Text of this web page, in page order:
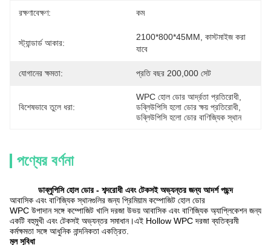
রক্ষণাবেক্ষণ: কম
স্ট্যান্ডার্ড আকার:
2100*800*45MM, কাস্টমাইজ করা
যাবে
যোগানের ক্ষমতা: প্রতি বছর 200,000 সেট
বিশেষভাবে তুলে ধরা:
WPC হোল ডোর আর্দ্রতা প্রতিরোধী
ডব্লিউপিসি হলো ডোর ক্ষয় প্রতিরোধী
ডব্লিউপিসি হলো ডোর বাণিজ্যিক স্থান
পণ্যের বর্ণনা
ডাব্লুপিসি হোল ডোর - শব্দরোধী এবং টেকসই অভ্যন্তর জন্য আদর্শ পছন্দ
আবাসিক এবং বাণিজ্যিক স্থানগুলির জন্য প্রিমিয়াম কম্পোজিট হোল ডোর
WPC উপাদান সঙ্গে কম্পোজিট খালি দরজা উভয় আবাসিক এবং বাণিজ্যিক অ্যাপ্লিকেশন জন্য
একটি বহুমুখী এবং টেকসই অভ্যন্তর সমাধান।এই Hollow WPC দরজা ব্যতিক্রমী
কর্মক্ষমতা সঙ্গে আধুনিক নান্দনিকতা একত্রিত.
মূল সুবিধা